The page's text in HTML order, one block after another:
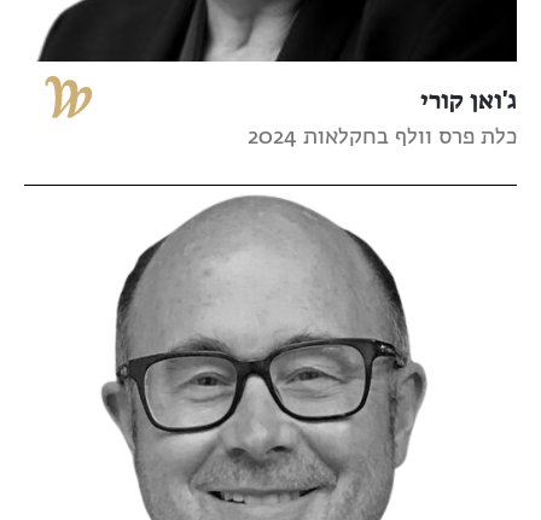
ג'ואן קורי
כלת פרס וולף בחקלאות 2024